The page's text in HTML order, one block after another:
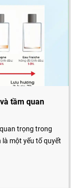
tầm quan
trọng trong
một yếu tố quyết